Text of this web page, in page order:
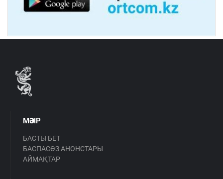
МӘЗІР
БАСТЫ БЕТ
БАСПАСӨЗ АНОНСТАРЫ
АЙМАҚТАР